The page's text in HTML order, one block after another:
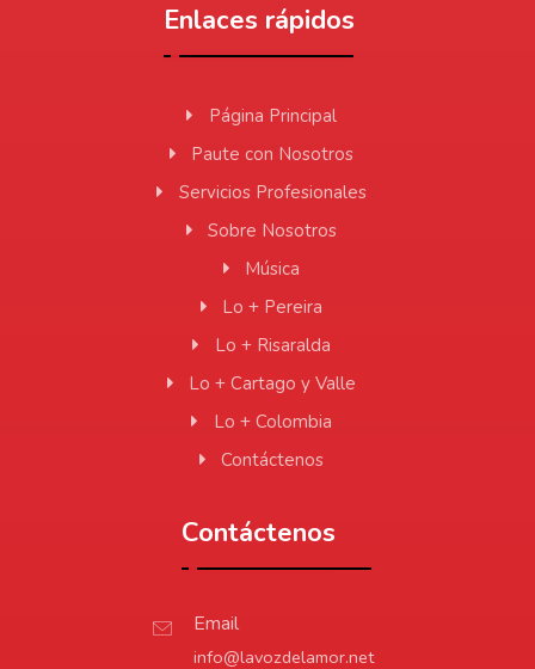
Enlaces rápidos
Página Principal
Paute con Nosotros
Servicios Profesionales
Sobre Nosotros
Música
Lo + Pereira
Lo + Risaralda
Lo + Cartago y Valle
Lo + Colombia
Contáctenos
Contáctenos
Email
info@lavozdelamor.net